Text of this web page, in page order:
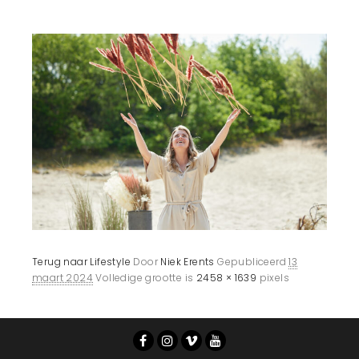
Terug naar Lifestyle Door Niek Erents Gepubliceerd13
maart 2024 Volledige grootte is 2458 × 1639 pixels